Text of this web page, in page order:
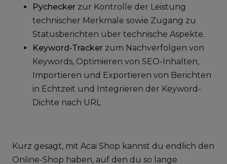
Pychecker zur Kontrolle der Leistung
technischer Merkmale sowie Zugang zu
Statusberichten über technische Aspekte.
Keyword-Tracker zum Nachverfolgen von
Keywords, Optimieren von SEO-Inhalten,
Importieren und Exportieren von Berichten
in Echtzeit und Integrieren der Keyword-
Dichte nach URL
Kurz gesagt, mit Acai Shop kannst du endlich den
Online-Shop haben, auf den du so lange